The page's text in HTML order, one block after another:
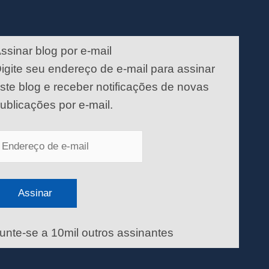
blog por e-mail
seu endereço de e-mail para assinar
blog e receber notificações de novas
por e-mail.
Assinar
se a 10mil outros assinantes